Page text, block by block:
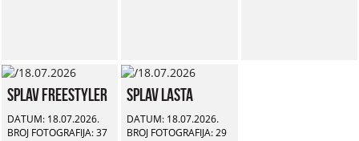
Splav Freestyler
DATUM: 18.07.2026.
BROJ FOTOGRAFIJA: 37
Splav Lasta
DATUM: 18.07.2026.
BROJ FOTOGRAFIJA: 29